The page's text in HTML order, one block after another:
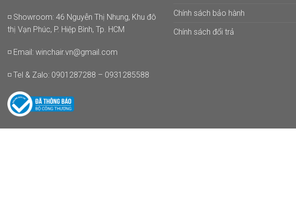
◽ Showroom: 46 Nguyễn Thị Nhung, Khu đô
thị Vạn Phúc, P. Hiệp Bình, Tp. HCM
◽ Email: winchair.vn@gmail.com
◽ Tel & Zalo: 0901287288 – 0931285588
Chính sách bảo hành
Chính sách đổi trả